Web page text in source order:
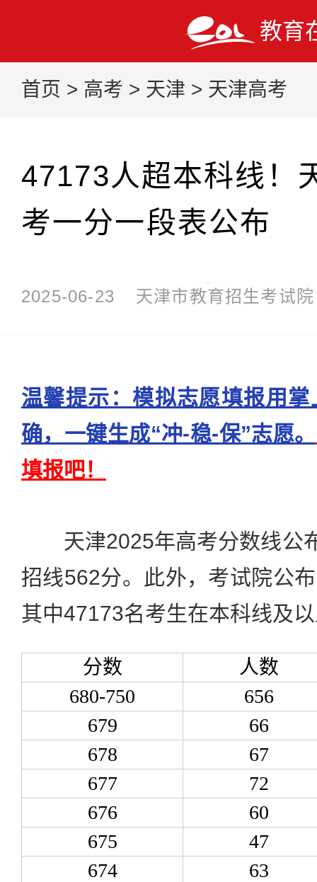
教育
首页 > 高考 > 天津 > 天津高考
47173人超本科线！
考一分一段表公布
2025-06-23 天津市教育招生考试院
温馨提示：模拟志愿填报用
确，一键生成“冲-稳-保”志愿。
填报吧！
天津2025年高考分数线公
招线562分。此外，考试院公
其中47173名考生在本科线及
分数
人数
680-750
656
679
66
678
67
677
72
676
60
675
47
674
63